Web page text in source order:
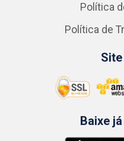
Política
Política de
Baixe